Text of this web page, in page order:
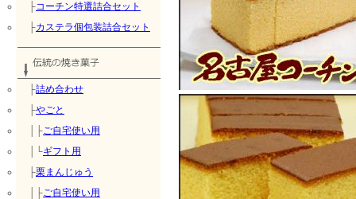
├コーチン特選詰合セット
├カステラ個包装詰合セット
├詰め合わせ
├やごと
│├ご自宅使い用
│└ギフト用
├栗まんじゅう
│├ご自宅使い用